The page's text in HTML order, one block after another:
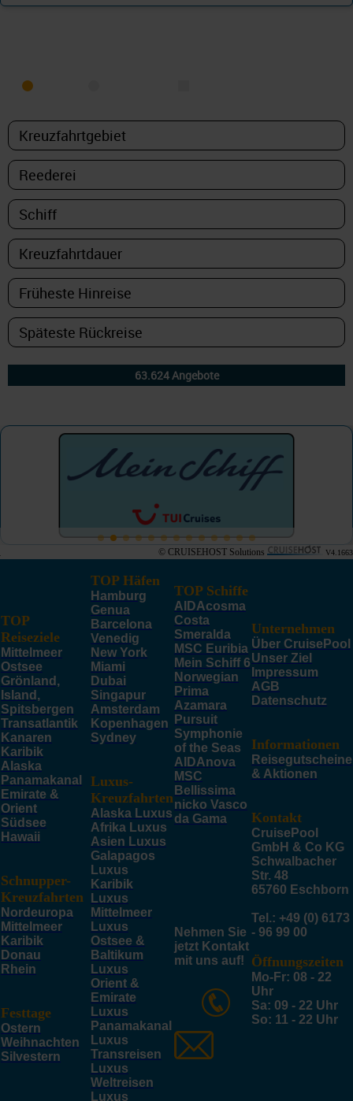
© CRUISEHOST Solutions V4.1663
TOP
Reiseziele
Mittelmeer
Ostsee
Grönland,
Island,
Spitsbergen
Transatlantik
Kanaren
Karibik
Alaska
Panamakanal
Emirate &
Orient
Südsee
Hawaii
Schnupper-
Kreuzfahrten
Nordeuropa
Mittelmeer
Karibik
Donau
Rhein
Festtage
Ostern
Weihnachten
Silvestern
TOP Häfen
Hamburg
Genua
Barcelona
Venedig
New York
Miami
Dubai
Singapur
Amsterdam
Kopenhagen
Sydney
Luxus-
Kreuzfahrten
Alaska Luxus
Afrika Luxus
Asien Luxus
Galapagos
Luxus
Karibik
Luxus
Mittelmeer
Luxus
Ostsee &
Baltikum
Luxus
Orient &
Emirate
Luxus
Panamakanal
Luxus
Transreisen
Luxus
Weltreisen
Luxus
TOP Schiffe
AIDAcosma
Costa
Smeralda
MSC Euribia
Mein Schiff 6
Norwegian
Prima
Azamara
Pursuit
Symphonie
of the Seas
AIDAnova
MSC
Bellissima
nicko Vasco
da Gama
Nehmen Sie
jetzt Kontakt
mit uns auf!
Unternehmen
Über CruisePool
Unser Ziel
Impressum
AGB
Datenschutz
Informationen
Reisegutscheine
& Aktionen
Kontakt
CruisePool
GmbH & Co KG
Schwalbacher
Str. 48
65760 Eschborn
Tel.: +49 (0) 6173
- 96 99 00
Öffnungszeiten
Mo-Fr: 08 - 22
Uhr
Sa: 09 - 22 Uhr
So: 11 - 22 Uhr